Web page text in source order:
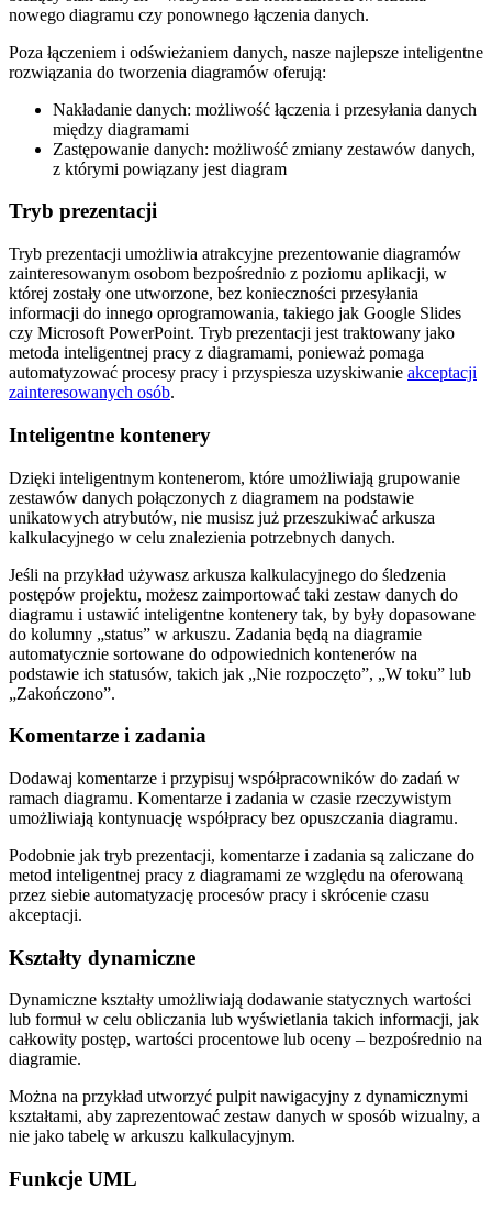
nowego diagramu czy ponownego łączenia danych.
Poza łączeniem i odświeżaniem danych, nasze najlepsze inteligentne
rozwiązania do tworzenia diagramów oferują:
Nakładanie danych: możliwość łączenia i przesyłania danych
między diagramami
Zastępowanie danych: możliwość zmiany zestawów danych,
z którymi powiązany jest diagram
Tryb prezentacji
Tryb prezentacji umożliwia atrakcyjne prezentowanie diagramów
zainteresowanym osobom bezpośrednio z poziomu aplikacji, w
której zostały one utworzone, bez konieczności przesyłania
informacji do innego oprogramowania, takiego jak Google Slides
czy Microsoft PowerPoint. Tryb prezentacji jest traktowany jako
metoda inteligentnej pracy z diagramami, ponieważ pomaga
automatyzować procesy pracy i przyspiesza uzyskiwanie akceptacji
zainteresowanych osób.
Inteligentne kontenery
Dzięki inteligentnym kontenerom, które umożliwiają grupowanie
zestawów danych połączonych z diagramem na podstawie
unikatowych atrybutów, nie musisz już przeszukiwać arkusza
kalkulacyjnego w celu znalezienia potrzebnych danych.
Jeśli na przykład używasz arkusza kalkulacyjnego do śledzenia
postępów projektu, możesz zaimportować taki zestaw danych do
diagramu i ustawić inteligentne kontenery tak, by były dopasowane
do kolumny „status” w arkuszu. Zadania będą na diagramie
automatycznie sortowane do odpowiednich kontenerów na
podstawie ich statusów, takich jak „Nie rozpoczęto”, „W toku” lub
„Zakończono”.
Komentarze i zadania
Dodawaj komentarze i przypisuj współpracowników do zadań w
ramach diagramu. Komentarze i zadania w czasie rzeczywistym
umożliwiają kontynuację współpracy bez opuszczania diagramu.
Podobnie jak tryb prezentacji, komentarze i zadania są zaliczane do
metod inteligentnej pracy z diagramami ze względu na oferowaną
przez siebie automatyzację procesów pracy i skrócenie czasu
akceptacji.
Kształty dynamiczne
Dynamiczne kształty umożliwiają dodawanie statycznych wartości
lub formuł w celu obliczania lub wyświetlania takich informacji, jak
całkowity postęp, wartości procentowe lub oceny – bezpośrednio na
diagramie.
Można na przykład utworzyć pulpit nawigacyjny z dynamicznymi
kształtami, aby zaprezentować zestaw danych w sposób wizualny, a
nie jako tabelę w arkuszu kalkulacyjnym.
Funkcje UML